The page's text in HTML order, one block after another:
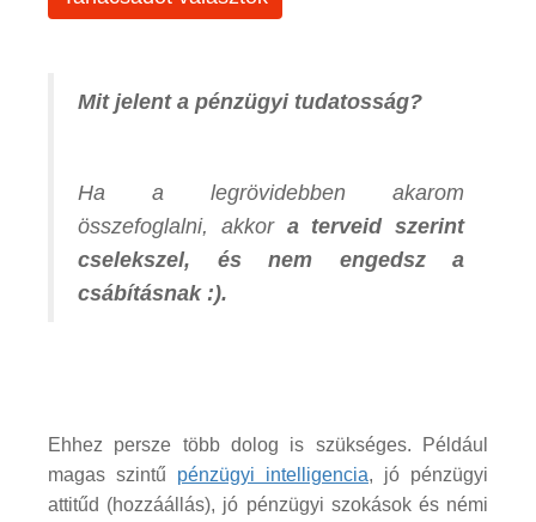
Mit jelent a pénzügyi tudatosság?
Ha a legrövidebben akarom
összefoglalni, akkor a terveid szerint
cselekszel, és nem engedsz a
csábításnak :).
Ehhez persze több dolog is szükséges. Például
magas szintű pénzügyi intelligencia, jó pénzügyi
attitűd (hozzáállás), jó pénzügyi szokások és némi